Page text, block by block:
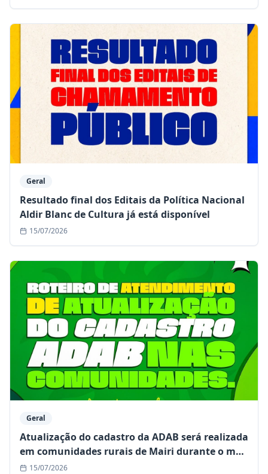
Geral
Resultado final dos Editais da Política Nacional
Aldir Blanc de Cultura já está disponível
15/07/2026
Geral
Atualização do cadastro da ADAB será realizada
em comunidades rurais de Mairi durante o mês
de julho
15/07/2026